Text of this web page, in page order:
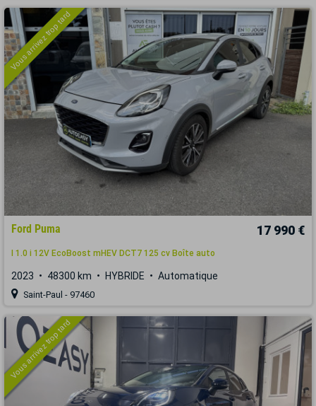
Vous arrivez trop tard
Ford Puma 17 990 €
I 1.0 i 12V EcoBoost mHEV DCT7 125 cv Boîte auto
2023 48300 km HYBRIDE Automatique
Saint-Paul - 97460
Vous arrivez trop tard